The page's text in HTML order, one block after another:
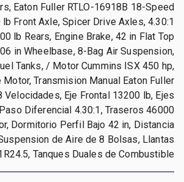
Eaton Fuller RTLO-16918B 18-Speed
lb Front Axle, Spicer Drive Axles, 4.30:1
lb Rears, Engine Brake, 42 in Flat Top
in Wheelbase, 8-Bag Air Suspension,
Tanks, / Motor Cummins ISX 450 hp,
Transmision Manual Eaton Fuller
Velocidades, Eje Frontal 13200 lb, Ejes
Diferencial 4.30:1, Traseros 46000
Dormitorio Perfil Bajo 42 in, Distancia
de Aire de 8 Bolsas, Llantas
Tanques Duales de Combustible